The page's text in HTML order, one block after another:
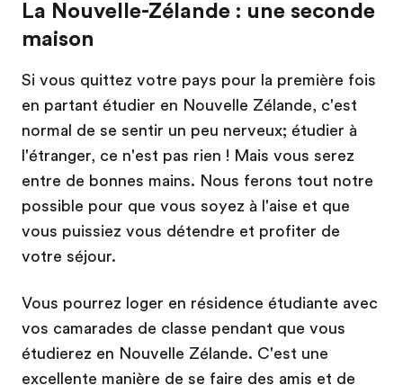
La Nouvelle-Zélande : une seconde
maison
Si vous quittez votre pays pour la première fois
en partant étudier en Nouvelle Zélande, c'est
normal de se sentir un peu nerveux; étudier à
l'étranger, ce n'est pas rien ! Mais vous serez
entre de bonnes mains. Nous ferons tout notre
possible pour que vous soyez à l'aise et que
vous puissiez vous détendre et profiter de
votre séjour.
Vous pourrez loger en résidence étudiante avec
vos camarades de classe pendant que vous
étudierez en Nouvelle Zélande. C'est une
excellente manière de se faire des amis et de